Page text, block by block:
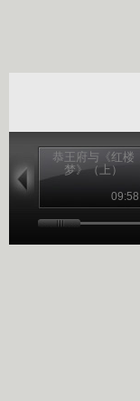
恭王府与《红楼
梦》（上）
09:58